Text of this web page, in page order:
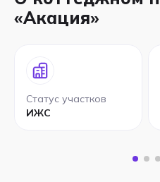
«Акация»
Статус участков
ИЖС